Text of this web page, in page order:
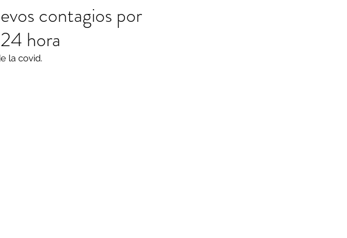
contagios por
hora
la covid.